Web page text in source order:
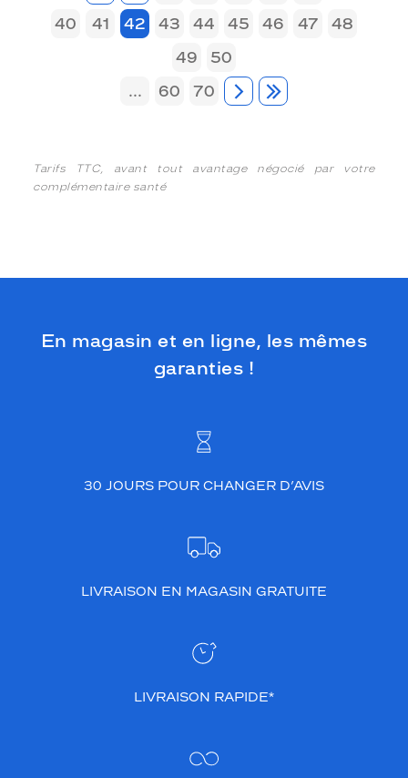
40
41 42 43 44 45 46 47
48
49
50
...
60 70
Tarifs TTC, avant tout avantage négocié par votre
complémentaire santé
En magasin et en ligne, les mêmes
garanties !
30 JOURS POUR CHANGER D’AVIS
LIVRAISON EN MAGASIN GRATUITE
LIVRAISON RAPIDE*